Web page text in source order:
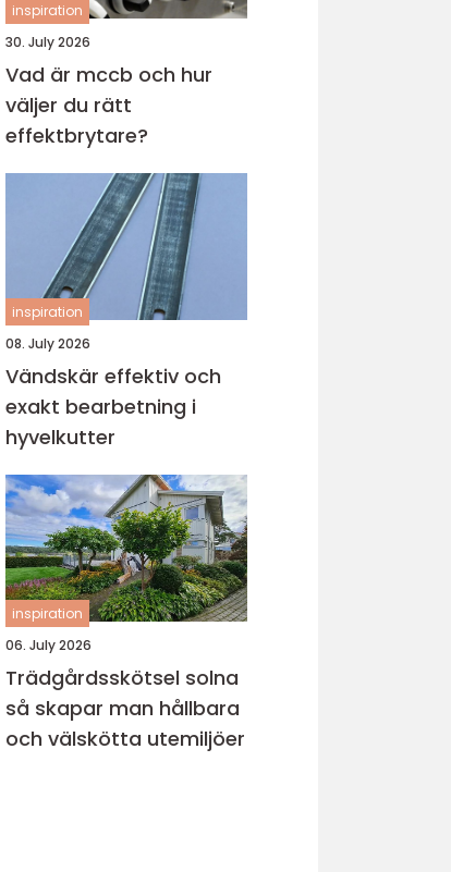
inspiration
30. July 2026
Vad är mccb och hur
väljer du rätt
effektbrytare?
inspiration
08. July 2026
Vändskär effektiv och
exakt bearbetning i
hyvelkutter
inspiration
06. July 2026
Trädgårdsskötsel solna
så skapar man hållbara
och välskötta utemiljöer